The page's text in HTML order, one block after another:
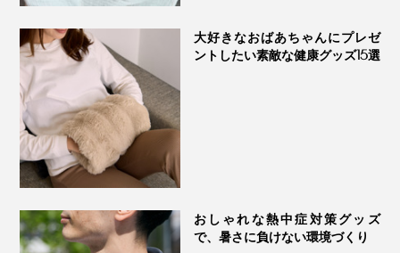
『The ICE 27』は、まわりの温度によって、冷たさの感
じやすさが変わるので、クーラーで室温を適度に下げて
お使いください。
大好きなおばあちゃんにプレゼ
ントしたい素敵な健康グッズ15選
おしゃれな熱中症対策グッズ
で、暑さに負けない環境づくり